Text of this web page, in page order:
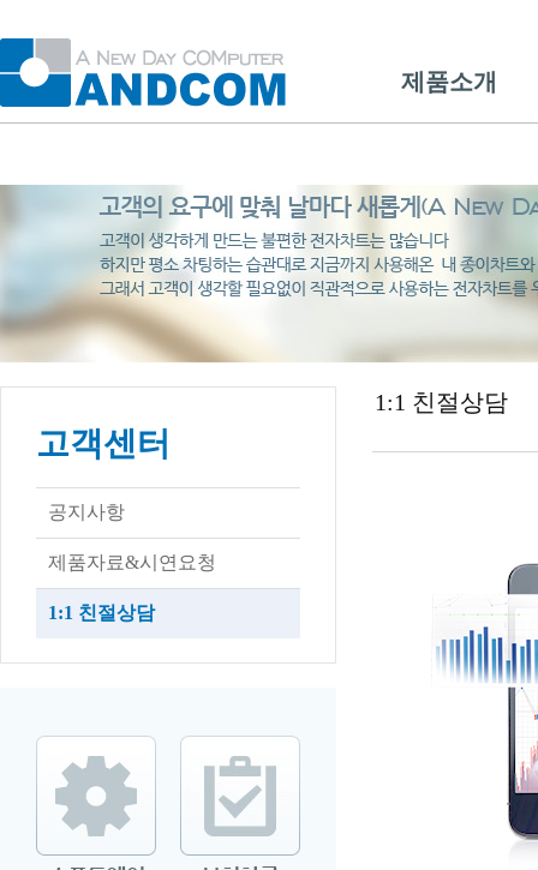
제품소개
고객센터
공지사항
제품자료&시연요청
1:1 친절상담
1:1 친절상담